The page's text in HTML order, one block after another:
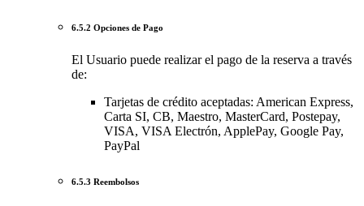
6.5.2 Opciones de Pago
El Usuario puede realizar el pago de la reserva a través
de:
Tarjetas de crédito aceptadas: American Express,
Carta SI, CB, Maestro, MasterCard, Postepay,
VISA, VISA Electrón, ApplePay, Google Pay,
PayPal
6.5.3 Reembolsos